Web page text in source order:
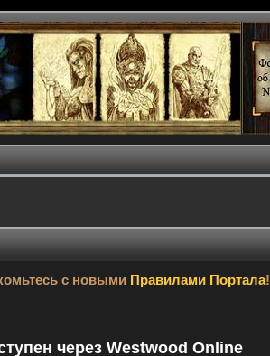
с новыми Правилами Портала!
через Westwood Online